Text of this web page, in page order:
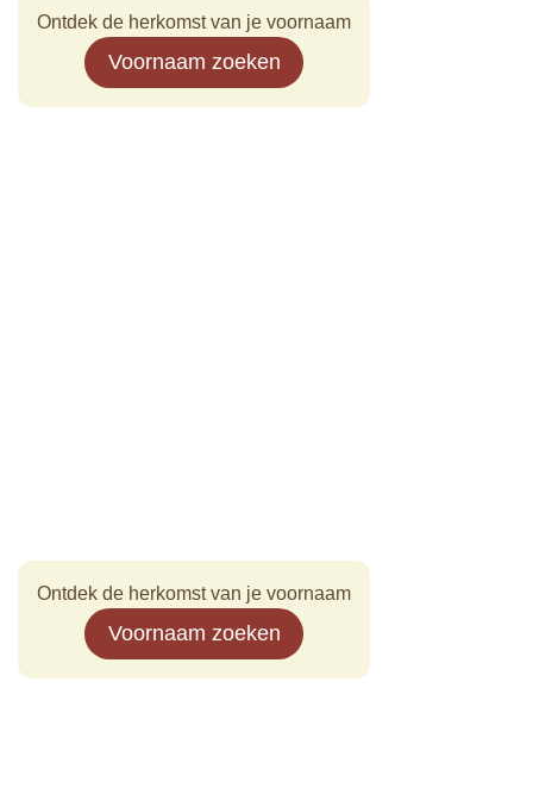
Ontdek de herkomst van je voornaam
Voornaam zoeken
Ontdek de herkomst van je voornaam
Voornaam zoeken